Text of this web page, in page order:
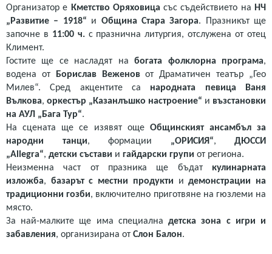
Организатор е Кметство Оряховица със съдействието на НЧ
„Развитие – 1918“ и Община Стара Загора. Празникът ще
започне в 11:00 ч.с празнична литургия, отслужена от отец
Климент.
Гостите ще се насладят набогата фолклорна програма,
водена от
Борислав Веженовот Драматичен театър „Гео
Милев“. Сред акцентите са народната певица Ваня
Вълкова, оркестър „Казанлъшко настроение“ и възстановки
на АУЛ „Бага Тур“.
На сцената ще се изявят още Общинският ансамбъл за
народни танци, формации „ОРИСИЯ“, ДЮССИ
„Allegra“, детски състави и гайдарски групи от региона.
Неизменна част от празника ще бъдат кулинарната
изложба, базарът с местни продукти идемонстрации на
традиционни гозби, включително приготвяне на гюзлеми на
място.
За най-малките ще има специалнадетска зона с игри и
забавления, организирана от Слон Балон.